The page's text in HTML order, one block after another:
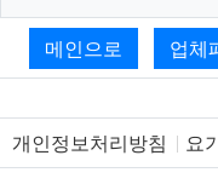
메인으로 업체
개인정보처리방침 요